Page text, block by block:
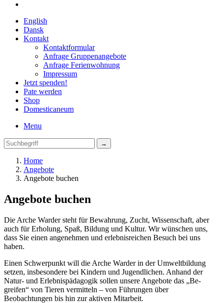
English
Dansk
Kontakt
Kontaktformular
Anfrage Gruppenangebote
Anfrage Ferienwohnung
Impressum
Jetzt spenden!
Pate werden
Shop
Domesticaneum
Menu
Home
Angebote
Angebote buchen
Angebote buchen
Die Arche Warder steht für Bewahrung, Zucht, Wissenschaft, aber
auch für Erholung, Spaß, Bildung und Kultur. Wir wünschen uns,
dass Sie einen angenehmen und erlebnisreichen Besuch bei uns
haben.
Einen Schwerpunkt will die Arche Warder in der Umweltbildung
setzen, insbesondere bei Kindern und Jugendlichen. Anhand der
Natur- und Erlebnispädagogik sollen unsere Angebote das „Be-
greifen“ von Tieren vermitteln – von Führungen über
Beobachtungen bis hin zur aktiven Mitarbeit.